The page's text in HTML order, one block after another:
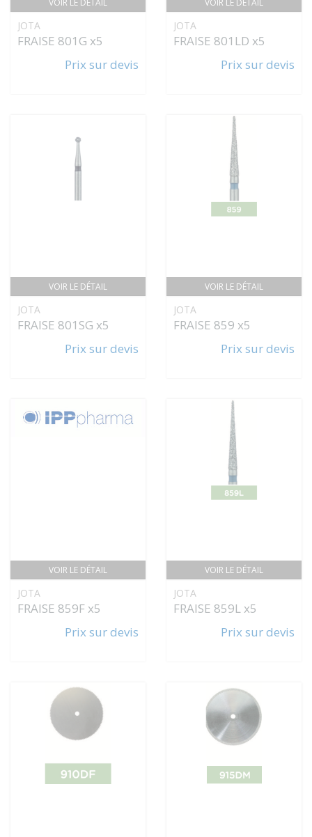
VOIR LE DÉTAIL
JOTA
FRAISE 801G x5
Prix sur devis
VOIR LE DÉTAIL
JOTA
FRAISE 801LD x5
Prix sur devis
VOIR LE DÉTAIL
JOTA
FRAISE 801SG x5
Prix sur devis
VOIR LE DÉTAIL
JOTA
FRAISE 859 x5
Prix sur devis
VOIR LE DÉTAIL
JOTA
FRAISE 859F x5
Prix sur devis
VOIR LE DÉTAIL
JOTA
FRAISE 859L x5
Prix sur devis